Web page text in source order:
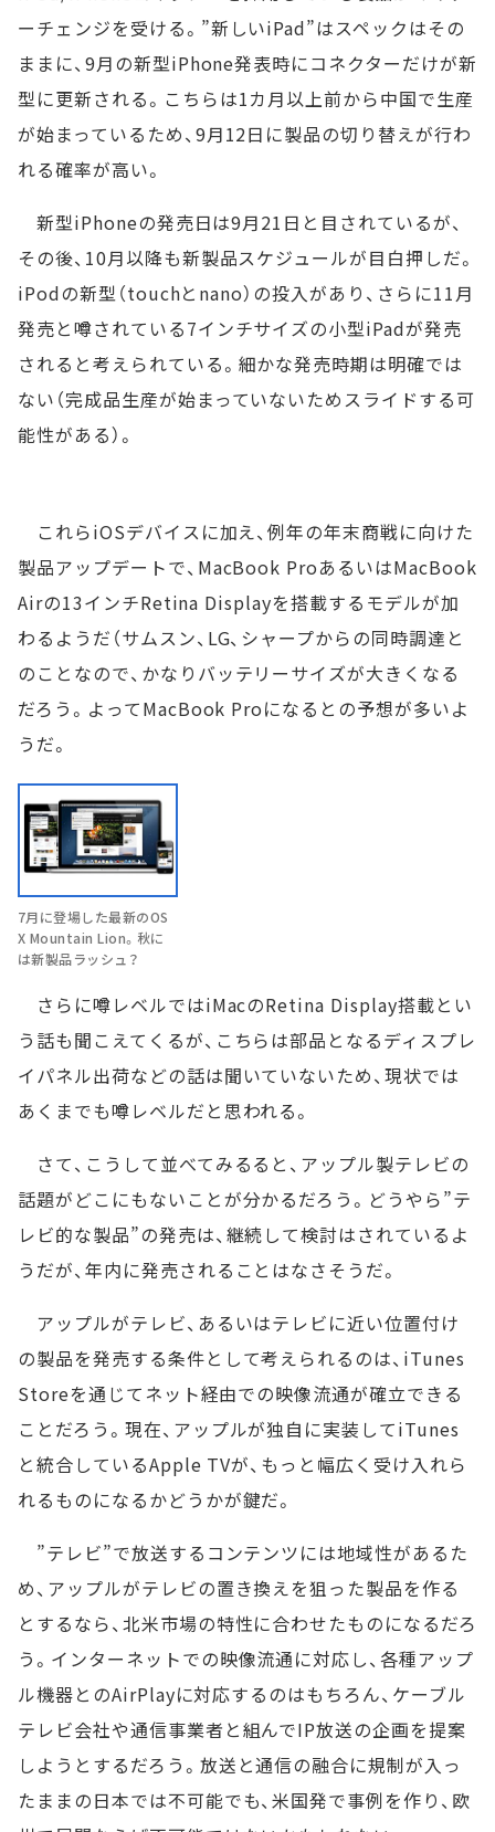
ーチェンジを受ける。”新しいiPad”はスペックはその
ままに、9月の新型iPhone発表時にコネクターだけが新
型に更新される。こちらは1カ月以上前から中国で生産
が始まっているため、9月12日に製品の切り替えが行わ
れる確率が高い。
新型iPhoneの発売日は9月21日と目されているが、
その後、10月以降も新製品スケジュールが目白押しだ。
iPodの新型（touchとnano）の投入があり、さらに11月
発売と噂されている7インチサイズの小型iPadが発売
されると考えられている。細かな発売時期は明確では
ない（完成品生産が始まっていないためスライドする可
能性がある）。
これらiOSデバイスに加え、例年の年末商戦に向けた
製品アップデートで、MacBook ProあるいはMacBook
Airの13インチRetina Displayを搭載するモデルが加
わるようだ（サムスン、LG、シャープからの同時調達と
のことなので、かなりバッテリーサイズが大きくなる
だろう。よってMacBook Proになるとの予想が多いよ
うだ。
7月に登場した最新のOS
X Mountain Lion。秋に
は新製品ラッシュ？
さらに噂レベルではiMacのRetina Display搭載とい
う話も聞こえてくるが、こちらは部品となるディスプレ
イパネル出荷などの話は聞いていないため、現状では
あくまでも噂レベルだと思われる。
さて、こうして並べてみるると、アップル製テレビの
話題がどこにもないことが分かるだろう。どうやら”テ
レビ的な製品”の発売は、継続して検討はされているよ
うだが、年内に発売されることはなさそうだ。
アップルがテレビ、あるいはテレビに近い位置付け
の製品を発売する条件として考えられるのは、iTunes
Storeを通じてネット経由での映像流通が確立できる
ことだろう。現在、アップルが独自に実装してiTunes
と統合しているApple TVが、もっと幅広く受け入れら
れるものになるかどうかが鍵だ。
”テレビ”で放送するコンテンツには地域性があるた
め、アップルがテレビの置き換えを狙った製品を作る
とするなら、北米市場の特性に合わせたものになるだろ
う。インターネットでの映像流通に対応し、各種アップ
ル機器とのAirPlayに対応するのはもちろん、ケーブル
テレビ会社や通信事業者と組んでIP放送の企画を提案
しようとするだろう。放送と通信の融合に規制が入っ
たままの日本では不可能でも、米国発で事例を作り、欧